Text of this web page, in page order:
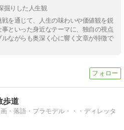
掘りした人生観
を通じて、人生の味わいや価値観を鋭
といった身近なテーマに、独自の視点
ながらも奥深く心に響く文章が特徴で
歩道
・落語・プラモデル・・・ディレッタ